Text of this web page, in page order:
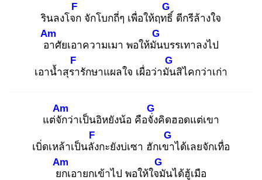
รินลงโจก
F
จักโบกถี่ๆ เพื่อให้ฤทธิ์
G
ดีกรีล้างใจ
อา
Am
ศัยเอาความเมา พอให้มัน
G
บรรเทาลงไป
เอาน้ำสุรา
F
รักษาแผลใจ เผื่อว่ามัน
G
สิไคกว่าเก่า
แต่จัก
Am
ว่าเป็นอิหยังน้อ คือจั่ง
G
คิดฮอดแต่เขา
เบิ่ดเหล้าเป็นลัง
F
กะยังบ่เซา ฮักเขา
G
ได้เลยจักเทื่อ
ยก
Am
เอายกเข้าไป พอให้ใจมั
G
นได้ฮู้เมือ